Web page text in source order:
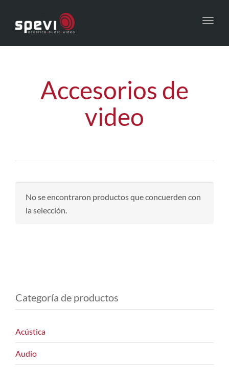
Accesorios de
video
No se encontraron productos que concuerden con
la selección.
Categoría de productos
Acústica
Audio